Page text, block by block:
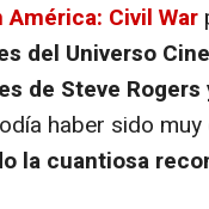
América: Civil War
del Universo
de Steve
haber sido
la cuantiosa